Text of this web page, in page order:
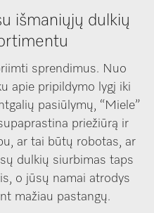
išmaniųjų dulkių
sprendimus. Nuo
apie pripildymo lygį iki
pasiūlymų, “Miele”
priežiūrą ir
ar tai būtų robotas, ar
dulkių siurbimas taps
o jūsų namai atrodys
mažiau pastangų.